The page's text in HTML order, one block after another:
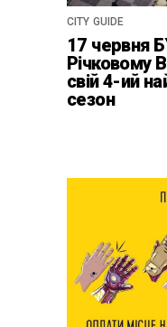
CITY GUIDE
17 червня
Річковому
свій 4-ий
сезон